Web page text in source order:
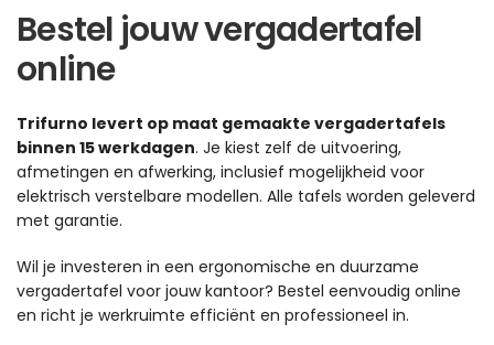
Bestel jouw vergadertafel
online
Trifurno levert op maat gemaakte vergadertafels
binnen 15 werkdagen. Je kiest zelf de uitvoering,
afmetingen en afwerking, inclusief mogelijkheid voor
elektrisch verstelbare modellen. Alle tafels worden geleverd
met garantie.
Wil je investeren in een ergonomische en duurzame
vergadertafel voor jouw kantoor? Bestel eenvoudig online
en richt je werkruimte efficiënt en professioneel in.